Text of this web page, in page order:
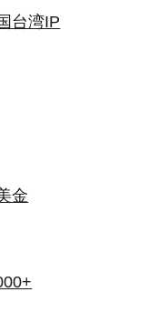
台湾IP
金